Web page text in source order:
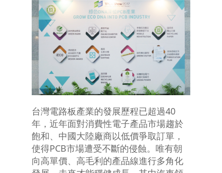
台灣電路板產業的發展歷程已超過40
年，近年面對消費性電子產品市場趨於
飽和、中國大陸廠商以低價爭取訂單，
使得PCB市場遭受不斷的侵蝕。唯有朝
向高單價、高毛利的產品線進行多角化